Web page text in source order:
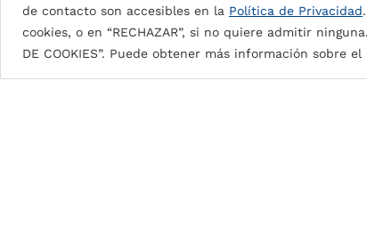
de contacto son accesibles en la Política de Privacidad
cookies, o en “RECHAZAR”, si no quiere admitir
DE COOKIES”. Puede obtener más información sobre
DG5 (High Durable Polyester)
Pintura en base a resinas HDP con